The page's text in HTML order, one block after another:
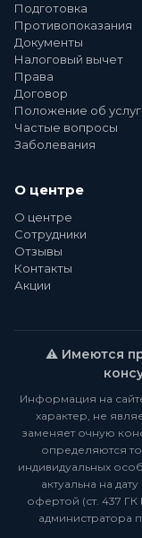
Подготовка
Противопоказания
Документы
Налоговый вычет
Права
Договор
Положение об
Частые вопросы
Заболевания
О центре
О центре
Сотрудники
Отзывы
Контакты
Акции
⚠️ Имеются
Информация на
характер, не
заменяет очную
определяются
индивидуальных
актуальна на
офертой (ст. 437 ГК
администратора